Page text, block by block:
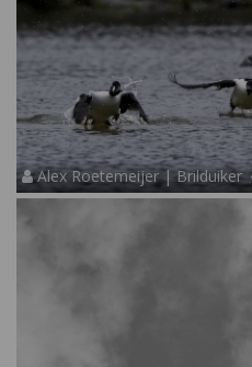
Alex Roetemeijer | Brilduiker